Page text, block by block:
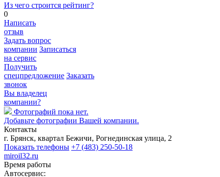
Из чего строится рейтинг?
0
Написать
отзыв
Задать вопрос
компании Записаться
на сервис
Получить
спецпредложение Заказать
звонок
Вы владелец
компании?
Фотографий пока нет.
Добавьте фотографии Вашей компании.
Контакты
г. Брянск, квартал Бежичи, Рогнединская улица, 2
Показать телефоны +7 (483) 250-50-18
miroil32.ru
Время работы
Автосервис: